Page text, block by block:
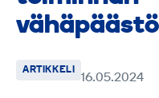
ARTIKKELI
16.05.2024